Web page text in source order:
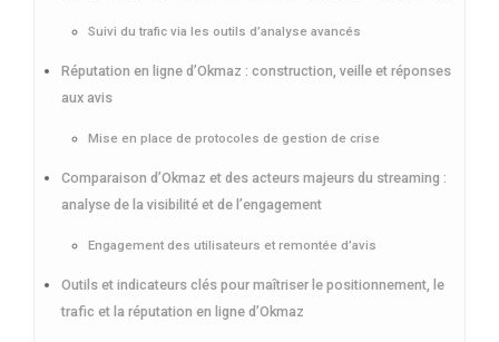
Suivi du trafic via les outils d’analyse avancés
Réputation en ligne d’Okmaz : construction, veille et réponses
aux avis
Mise en place de protocoles de gestion de crise
Comparaison d’Okmaz et des acteurs majeurs du streaming :
analyse de la visibilité et de l’engagement
Engagement des utilisateurs et remontée d’avis
Outils et indicateurs clés pour maîtriser le positionnement, le
trafic et la réputation en ligne d’Okmaz